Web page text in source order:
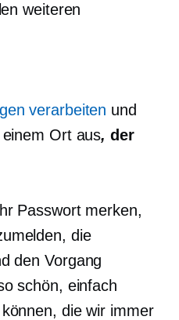
weiteren
verarbeiten und
Ort aus,der
Passwort merken,
die
den Vorgang
schön, einfach
die wir immer